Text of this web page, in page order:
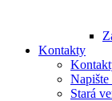
Kontakty
Napište
Stará